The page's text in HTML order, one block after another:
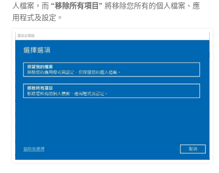
人檔案，而 “移除所有項目” 將移除您所有的個人檔案、應
用程式及設定。